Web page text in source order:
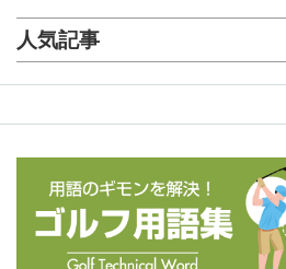
人気記事